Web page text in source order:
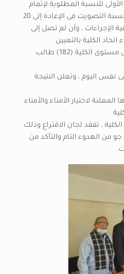
للنسبة المطلوبة لإتمام
عملية الفرز 50% ، + واحد ، ولابد أن تصل نسبة التصويت فى الإعادة إلى 20
الإجراءات ، وأن لم تصل إلى
الكلية بالتعيين
ويتنافس على عضوية اللجان الطلابية على مستوى الكلية (182) طالب
نفس اليوم ، وتعلن النتيجة
لاختيار الأمناء والأمناء
، تفقد لجان الاقتراع وذلك
من الهدوء التام والتأكد من